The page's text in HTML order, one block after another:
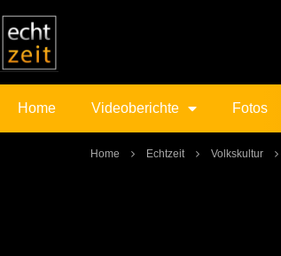
Home Videoberichte Fotos
Home Echtzeit Volkskultur